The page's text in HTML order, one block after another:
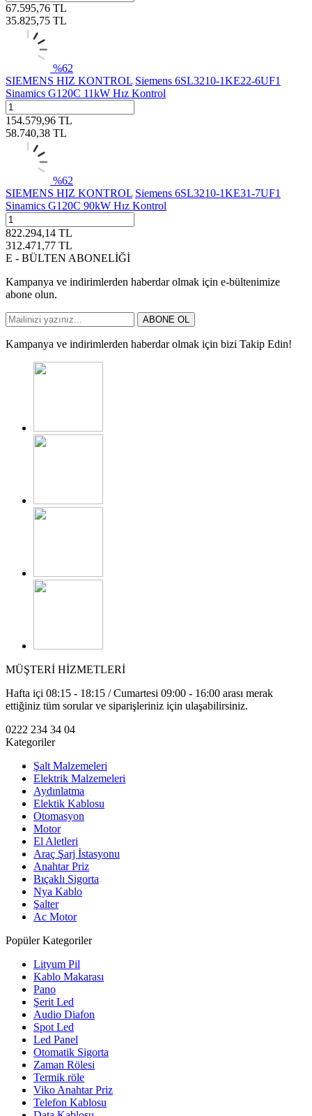
67.595,76 TL
35.825,75 TL
%62
SIEMENS HIZ KONTROL Siemens 6SL3210-1KE22-6UF1
Sinamics G120C 11kW Hız Kontrol
154.579,96 TL
58.740,38 TL
%62
SIEMENS HIZ KONTROL Siemens 6SL3210-1KE31-7UF1
Sinamics G120C 90kW Hız Kontrol
822.294,14 TL
312.471,77 TL
E - BÜLTEN ABONELİĞİ
Kampanya ve indirimlerden haberdar olmak için e-bültenimize
abone olun.
ABONE OL
Kampanya ve indirimlerden haberdar olmak için bizi Takip Edin!
MÜŞTERİ HİZMETLERİ
Hafta içi 08:15 - 18:15 / Cumartesi 09:00 - 16:00 arası merak
ettiğiniz tüm sorular ve siparişleriniz için ulaşabilirsiniz.
0222 234 34 04
Kategoriler
Şalt Malzemeleri
Elektrik Malzemeleri
Aydınlatma
Elektik Kablosu
Otomasyon
Motor
El Aletleri
Araç Şarj İstasyonu
Anahtar Priz
Bıçaklı Sigorta
Nya Kablo
Şalter
Ac Motor
Popüler Kategoriler
Lityum Pil
Kablo Makarası
Pano
Şerit Led
Audio Diafon
Spot Led
Led Panel
Otomatik Sigorta
Zaman Rölesi
Termik röle
Viko Anahtar Priz
Telefon Kablosu